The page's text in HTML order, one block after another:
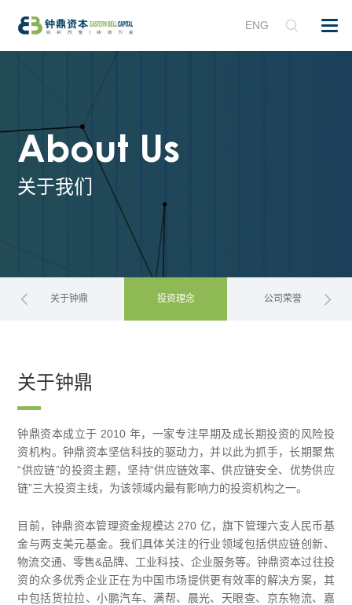
ENG
About Us
关于我们
关于钟鼎 投资理念 公司荣誉
关于钟鼎
钟鼎资本成立于 2010 年，一家专注早期及成长期投资的风险投
资机构。钟鼎资本坚信科技的驱动力，并以此为抓手，长期聚焦
“供应链”的投资主题，坚持“供应链效率、供应链安全、优势供应
链”三大投资主线，为该领域内最有影响力的投资机构之一。
目前，钟鼎资本管理资金规模达 270 亿，旗下管理六支人民币基
金与两支美元基金。我们具体关注的行业领域包括供应链创新、
物流交通、零售&品牌、工业科技、企业服务等。钟鼎资本过往投
资的众多优秀企业正在为中国市场提供更有效率的解决方案，其
中包括货拉拉、小鹏汽车、满帮、晨光、天眼查、京东物流、嘉